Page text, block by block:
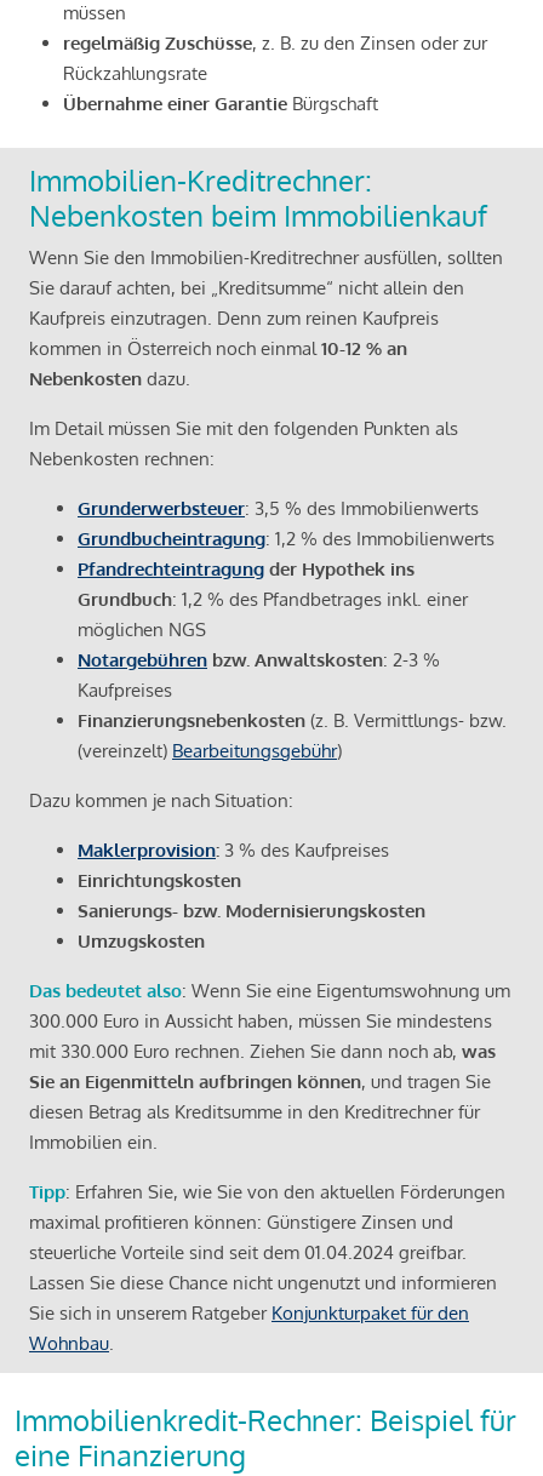
müssen
regelmäßig Zuschüsse, z. B. zu den Zinsen oder zur
Rückzahlungsrate
Übernahme einer Garantie Bürgschaft
Immobilien-Kreditrechner:
Nebenkosten beim Immobilienkauf
Wenn Sie den Immobilien-Kreditrechner ausfüllen, sollten
Sie darauf achten, bei „Kreditsumme“ nicht allein den
Kaufpreis einzutragen. Denn zum reinen Kaufpreis
kommen in Österreich noch einmal10-12 % an
Nebenkosten dazu.
Im Detail müssen Sie mit den folgenden Punkten als
Nebenkosten rechnen:
Grunderwerbsteuer: 3,5 % des Immobilienwerts
Grundbucheintragung: 1,2 % des Immobilienwerts
Pfandrechteintragung der Hypothek ins
Grundbuch: 1,2 % des Pfandbetrages inkl. einer
möglichen NGS
Notargebühren bzw. Anwaltskosten: 2-3 %
Kaufpreises
Finanzierungsnebenkosten (z. B. Vermittlungs- bzw.
(vereinzelt) Bearbeitungsgebühr)
Dazu kommen je nach Situation:
Maklerprovision: 3 % des Kaufpreises
Einrichtungskosten
Sanierungs- bzw. Modernisierungskosten
Umzugskosten
Das bedeutet also: Wenn Sie eine Eigentumswohnung um
300.000 Euro in Aussicht haben, müssen Sie mindestens
mit 330.000 Euro rechnen. Ziehen Sie dann noch ab, was
Sie an Eigenmitteln aufbringen können, und tragen Sie
diesen Betrag als Kreditsumme in den Kreditrechner für
Immobilien ein.
Tipp: Erfahren Sie, wie Sie von den aktuellen Förderungen
maximal profitieren können: Günstigere Zinsen und
steuerliche Vorteile sind seit dem 01.04.2024 greifbar.
Lassen Sie diese Chance nicht ungenutzt und informieren
Sie sich in unserem Ratgeber Konjunkturpaket für den
Wohnbau.
Immobilienkredit-Rechner: Beispiel für
eine Finanzierung